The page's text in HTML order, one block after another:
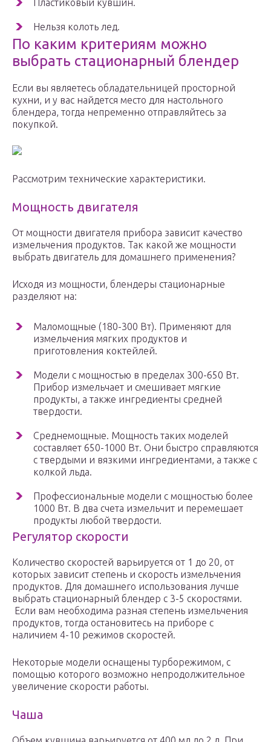
Пластиковый кувшин.
Нельзя колоть лед.
По каким критериям можно
выбрать стационарный блендер
Если вы являетесь обладательницей просторной
кухни, и у вас найдется место для настольного
блендера, тогда непременно отправляйтесь за
покупкой.
Рассмотрим технические характеристики.
Мощность двигателя
От мощности двигателя прибора зависит качество
измельчения продуктов. Так какой же мощности
выбрать двигатель для домашнего применения?
Исходя из мощности, блендеры стационарные
разделяют на:
Маломощные (180-300 Вт). Применяют для
измельчения мягких продуктов и
приготовления коктейлей.
Модели с мощностью в пределах 300-650 Вт.
Прибор измельчает и смешивает мягкие
продукты, а также ингредиенты средней
твердости.
Среднемощные. Мощность таких моделей
составляет 650-1000 Вт. Они быстро справляются
с твердыми и вязкими ингредиентами, а также с
колкой льда.
Профессиональные модели с мощностью более
1000 Вт. В два счета измельчит и перемешает
продукты любой твердости.
Регулятор скорости
Количество скоростей варьируется от 1 до 20, от
которых зависит степень и скорость измельчения
продуктов. Для домашнего использования лучше
выбрать стационарный блендер с 3-5 скоростями.
Если вам необходима разная степень измельчения
продуктов, тогда остановитесь на приборе с
наличием 4-10 режимов скоростей.
Некоторые модели оснащены турборежимом, с
помощью которого возможно непродолжительное
увеличение скорости работы.
Чаша